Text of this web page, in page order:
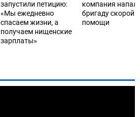
запустили петицию:
«Мы ежедневно
спасаем жизни, а
получаем нищенские
зарплаты»
компания
бригаду скорой
помощи